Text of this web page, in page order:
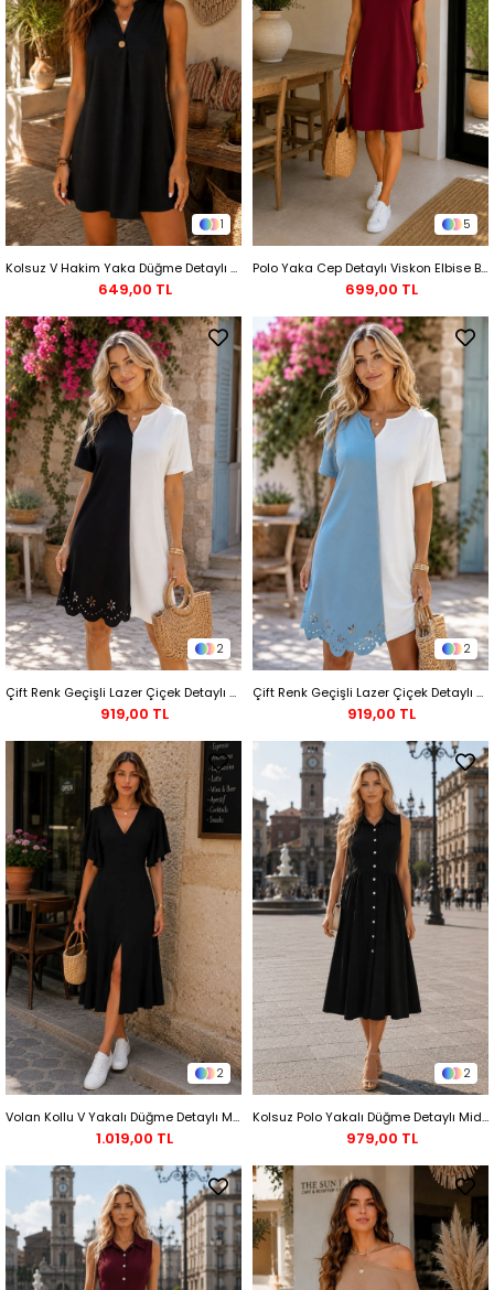
1
Kolsuz V Hakim Yaka Düğme Detaylı Mini Elbise - Siyah
649,00 TL
5
Polo Yaka Cep Detaylı Viskon Elbise Bordo
699,00 TL
2
Çift Renk Geçişli Lazer Çiçek Detaylı Kısa Krep Elbise - Siyah
919,00 TL
2
Çift Renk Geçişli Lazer Çiçek Detaylı Kısa Krep Elbise - Mavi
919,00 TL
2
Volan Kollu V Yakalı Düğme Detaylı Midi Boy Elbise - Siyah
1.019,00 TL
2
Kolsuz Polo Yakalı Düğme Detaylı Midi Elbise - Siyah
979,00 TL